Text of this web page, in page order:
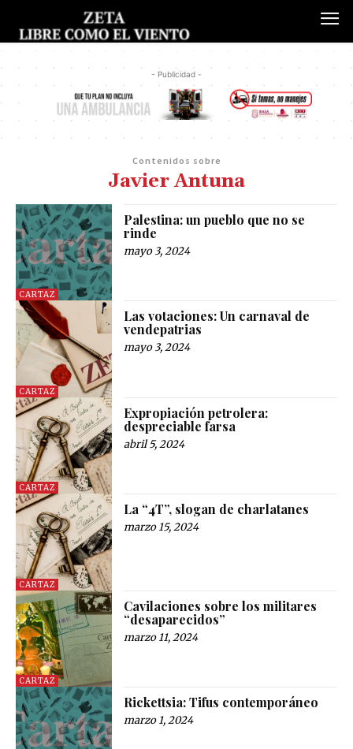
- Publicidad -
Contenidos sobre
Javier Antuna
CARTAZ
Palestina: un pueblo que no se
rinde
mayo 3, 2024
CARTAZ
Las votaciones: Un carnaval de
vendepatrias
mayo 3, 2024
CARTAZ
Expropiación petrolera:
despreciable farsa
abril 5, 2024
CARTAZ
La “4T”, slogan de charlatanes
marzo 15, 2024
CARTAZ
Cavilaciones sobre los militares
“desaparecidos”
marzo 11, 2024
Rickettsia: Tifus contemporáneo
marzo 1, 2024